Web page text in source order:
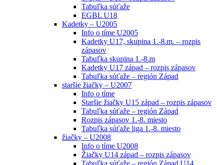
Tabuľka súťaže
EGBL U18
Kadetky – U2005
Info o tíme U2005
Kadetky U17, skupina 1.-8.m. – rozpis
zápasov
Tabuľka skupina 1.-8.m
Kadetky U17 západ – rozpis zápasov
Tabuľka súťaže – región Západ
staršie žiačky – U2007
Info o tíme
Staršie žiačky U15 západ – rozpis zápasov
Tabuľka súťaže – región Západ
Rozpis zápasov 1.-8. miesto
Tabuľka súťaže liga 1.-8. miesto
žiačky – U2008
Info o tíme U2008
Žiačky U14 západ – rozpis zápasov
Tabuľka súťaže – región Západ U14